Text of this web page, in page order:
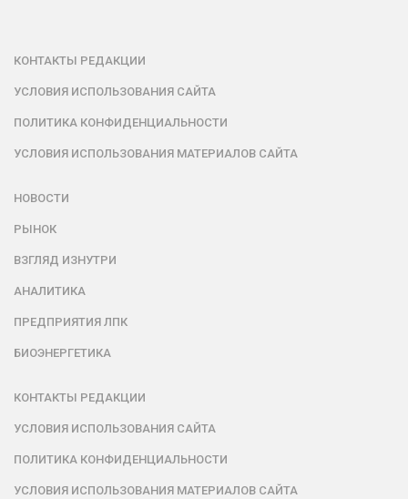
КОНТАКТЫ РЕДАКЦИИ
УСЛОВИЯ ИСПОЛЬЗОВАНИЯ САЙТА
ПОЛИТИКА КОНФИДЕНЦИАЛЬНОСТИ
УСЛОВИЯ ИСПОЛЬЗОВАНИЯ МАТЕРИАЛОВ САЙТА
НОВОСТИ
РЫНОК
ВЗГЛЯД ИЗНУТРИ
АНАЛИТИКА
ПРЕДПРИЯТИЯ ЛПК
БИОЭНЕРГЕТИКА
КОНТАКТЫ РЕДАКЦИИ
УСЛОВИЯ ИСПОЛЬЗОВАНИЯ САЙТА
ПОЛИТИКА КОНФИДЕНЦИАЛЬНОСТИ
УСЛОВИЯ ИСПОЛЬЗОВАНИЯ МАТЕРИАЛОВ САЙТА